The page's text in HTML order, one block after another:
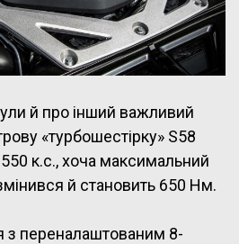
й про інший важливий
«турбошестірку» S58
к.с., хоча максимальний
й становить 650 Нм.
з переналаштованим 8-